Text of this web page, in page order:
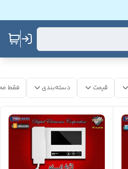
قیمت دسته‌بندی فقط